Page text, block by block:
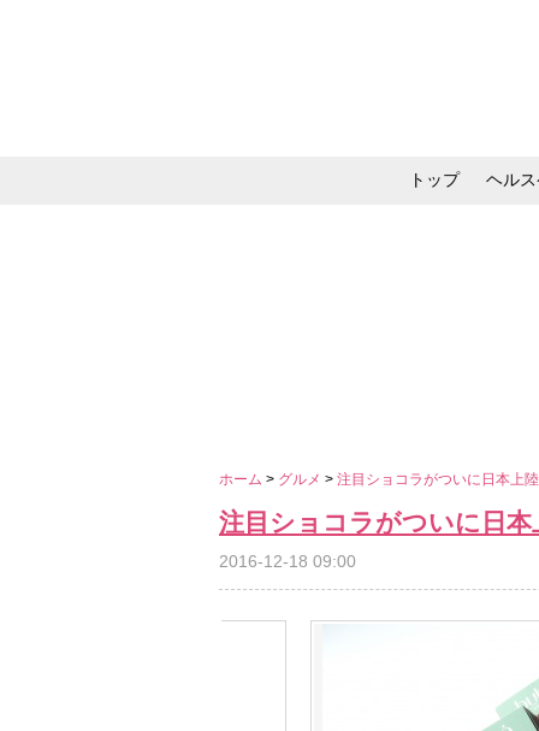
トップ ヘル
ホーム > グルメ > 注目ショコラがついに日本
注目ショコラがついに日
2016-12-18 09:00